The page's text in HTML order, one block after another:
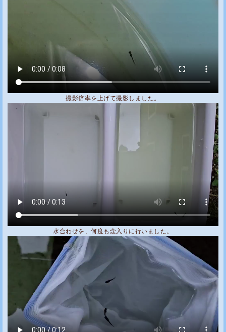
撮影倍率を上げて撮影しました。
水合わせを、何度も念入りに行いました。